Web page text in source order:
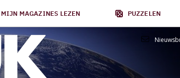
MIJN MAGAZINES LEZEN PUZZELEN